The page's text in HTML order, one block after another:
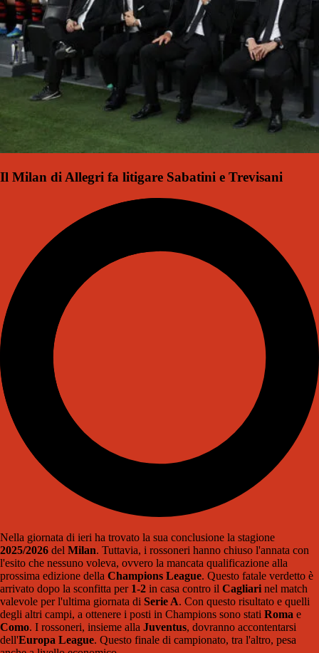
Il Milan di Allegri fa litigare Sabatini e Trevisani
Nella giornata di ieri ha trovato la sua conclusione la stagione
2025/2026 del Milan. Tuttavia, i rossoneri hanno chiuso l'annata con
l'esito che nessuno voleva, ovvero la mancata qualificazione alla
prossima edizione della Champions League. Questo fatale verdetto è
arrivato dopo la sconfitta per 1-2 in casa contro il Cagliarinel match
valevole per l'ultima giornata di Serie A. Con questo risultato e quelli
degli altri campi, a ottenere i posti in Champions sono stati Roma e
Como. I rossoneri, insieme alla Juventus, dovranno accontentarsi
dell'Europa League. Questo finale di campionato, tra l'altro, pesa